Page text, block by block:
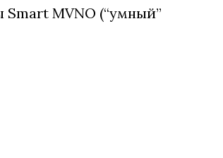
MVNO (“умный”